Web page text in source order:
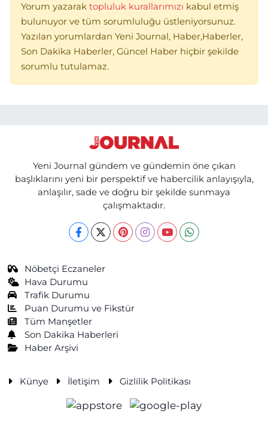
Yorum yazarak topluluk kurallarımızı kabul etmiş
bulunuyor ve tüm sorumluluğu üstleniyorsunuz.
Yazılan yorumlardan Yeni Journal, Haber,Haberler,
Son Dakika Haberler, Güncel Haber hiçbir şekilde
sorumlu tutulamaz.
Yeni Journal gündem ve gündemin öne çıkan
başlıklarını yeni bir perspektif ve habercilik anlayışıyla,
anlaşılır, sade ve doğru bir şekilde sunmaya
çalışmaktadır.
Nöbetçi Eczaneler
Hava Durumu
Trafik Durumu
Puan Durumu ve Fikstür
Tüm Manşetler
Son Dakika Haberleri
Haber Arşivi
Künye İletişim Gizlilik Politikası